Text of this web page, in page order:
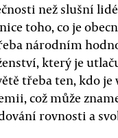
než slušní
toho, co je
národním
který je
třeba ten, kdo
což může
rovnosti a